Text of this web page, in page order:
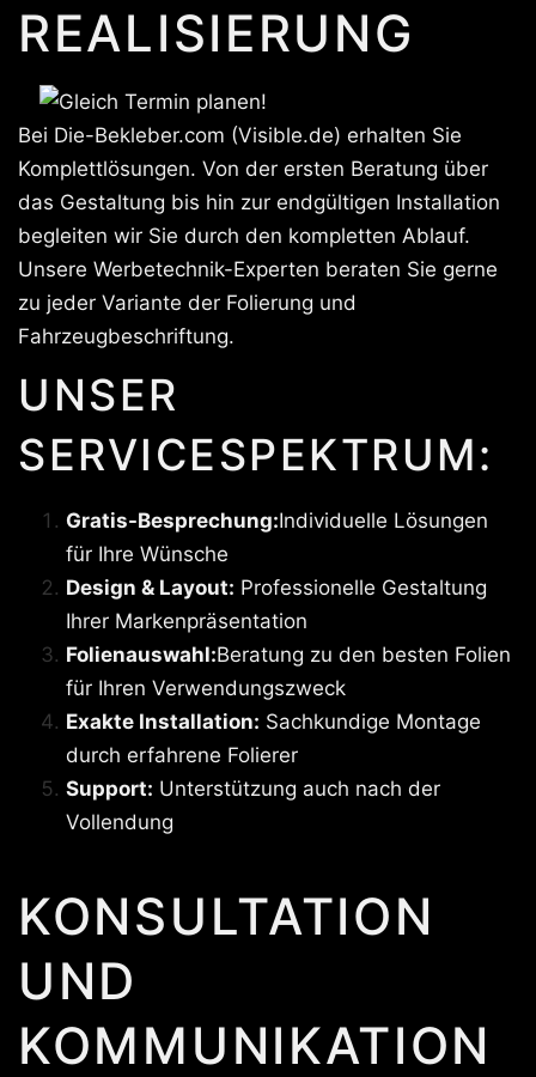
REALISIERUNG
Bei Die-Bekleber.com (Visible.de) erhalten Sie
Komplettlösungen. Von der ersten Beratung über
das Gestaltung bis hin zur endgültigen Installation
begleiten wir Sie durch den kompletten Ablauf.
Unsere Werbetechnik-Experten beraten Sie gerne
zu jeder Variante der Folierung und
Fahrzeugbeschriftung.
UNSER
SERVICESPEKTRUM:
Gratis-Besprechung:Individuelle Lösungen
für Ihre Wünsche
Design & Layout: Professionelle Gestaltung
Ihrer Markenpräsentation
Folienauswahl:Beratung zu den besten Folien
für Ihren Verwendungszweck
Exakte Installation: Sachkundige Montage
durch erfahrene Folierer
Support: Unterstützung auch nach der
Vollendung
KONSULTATION
UND
KOMMUNIKATION